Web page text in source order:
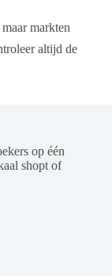
markten
altijd de
op één
shopt of